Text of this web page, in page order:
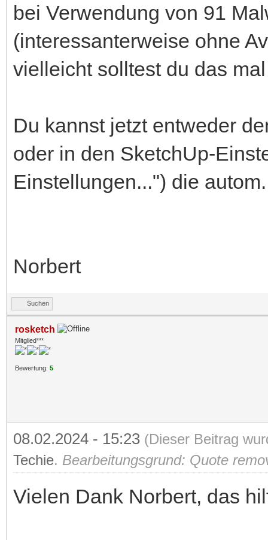
bei Verwendung von 91
(interessanterweise ohne
vielleicht solltest du das mal
Du kannst jetzt entweder
oder in den SketchUp-
Einstellungen...") die
Norbert
Suchen
rosketch
Mitglied***
Bewertung: 5
08.02.2024 - 15:23 (Dieser Beitrag
Techie. Bearbeitungsgrund: Quote
Vielen Dank Norbert, das